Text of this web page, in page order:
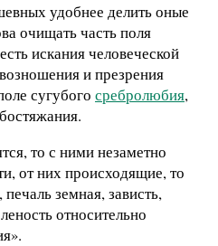
удобнее делить оные
очищать часть поля
искания человеческой
и презрения
сугубого сребролюбия,
то с ними незаметно
от них происходящие, то
земная, зависть,
относительно